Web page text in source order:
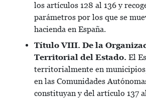
los artículos 128 al 136 y
parámetros por los que se
hacienda en España.
Título VIII. De la
Territorial del Estado. El
territorialmente en
en las Comunidades
constituyan y del artículo 137